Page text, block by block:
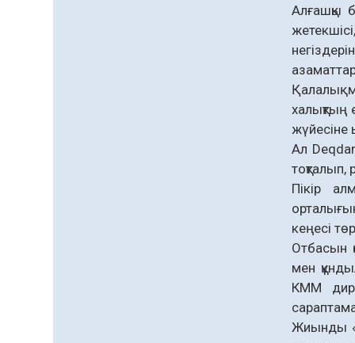
Алғашқы
Қалалық
халықтың
жүйесіне
Ал
тоқталып,
Пікір
кеңесі
Отбасын
мен
КММ
Жиынды